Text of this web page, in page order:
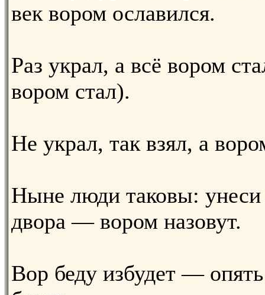
век вором ославился.
Раз украл, а всё вором
вором стал).
Не украл, так взял, а
Ныне люди таковы: унеси
двора — вором назовут.
Вор беду избудет —